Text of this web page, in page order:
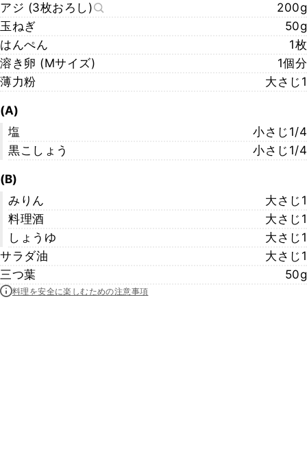
アジ (3枚おろし)
200g
玉ねぎ
50g
はんぺん
1枚
溶き卵 (Mサイズ)
1個分
薄力粉
大さじ1
(A)
塩
小さじ1/4
黒こしょう
小さじ1/4
(B)
みりん
大さじ1
料理酒
大さじ1
しょうゆ
大さじ1
サラダ油
大さじ1
三つ葉
50g
料理を安全に楽しむための注意事項